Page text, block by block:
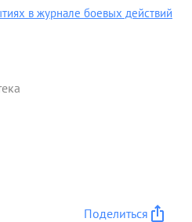
в журнале боевых действий
Поделиться